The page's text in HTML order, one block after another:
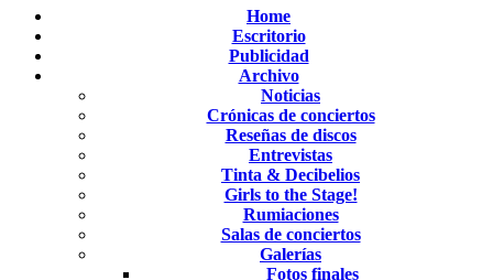
Home
Escritorio
Publicidad
Archivo
Noticias
Crónicas de conciertos
Reseñas de discos
Entrevistas
Tinta & Decibelios
Girls to the Stage!
Rumiaciones
Salas de conciertos
Galerías
Fotos finales